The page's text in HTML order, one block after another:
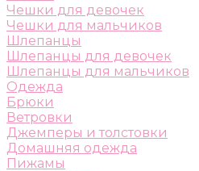
Чешки для девочек
Чешки для мальчиков
Шлепанцы
Шлепанцы для девочек
Шлепанцы для мальчиков
Одежда
Брюки
Ветровки
Джемперы и толстовки
Домашняя одежда
Пижамы